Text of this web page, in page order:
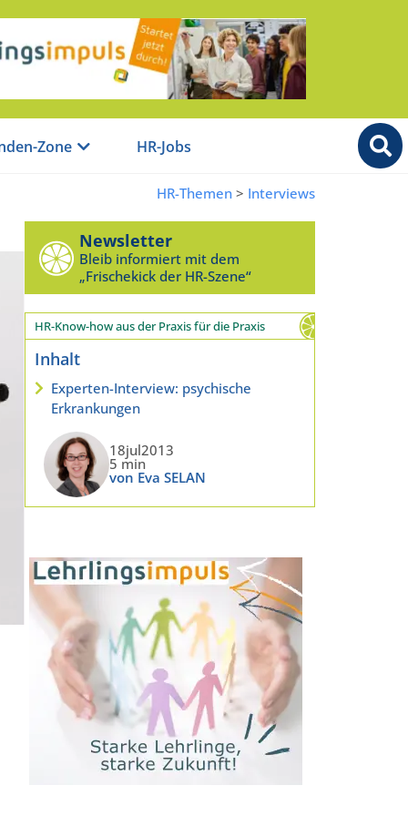
Zone HR-Jobs
HR-Themen > Interviews
Newsletter
Bleib informiert mit dem
„Frischekick der HR-Szene“
HR-Know-how aus der Praxis für die Praxis
Inhalt
Experten-Interview: psychische
Erkrankungen
18jul2013
5 min
von Eva SELAN